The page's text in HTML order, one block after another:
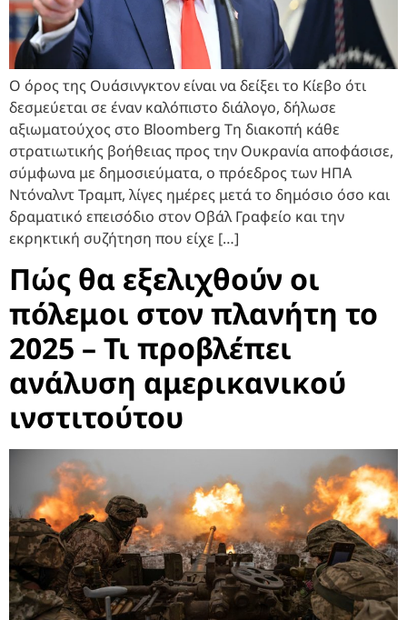
Ο όρος της Ουάσινγκτον είναι να δείξει το Κίεβο ότι
δεσμεύεται σε έναν καλόπιστο διάλογο, δήλωσε
αξιωματούχος στο Bloomberg Τη διακοπή κάθε
στρατιωτικής βοήθειας προς την Ουκρανία αποφάσισε,
σύμφωνα με δημοσιεύματα, ο πρόεδρος των ΗΠΑ
Ντόναλντ Τραμπ, λίγες ημέρες μετά το δημόσιο όσο και
δραματικό επεισόδιο στον Οβάλ Γραφείο και την
εκρηκτική συζήτηση που είχε […]
Πώς θα εξελιχθούν οι
πόλεμοι στον πλανήτη το
2025 – Τι προβλέπει
ανάλυση αμερικανικού
ινστιτούτου